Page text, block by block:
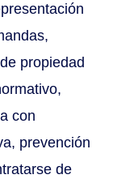
propiedad
con
prevención
de